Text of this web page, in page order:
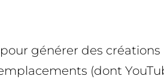
générer des
(dont